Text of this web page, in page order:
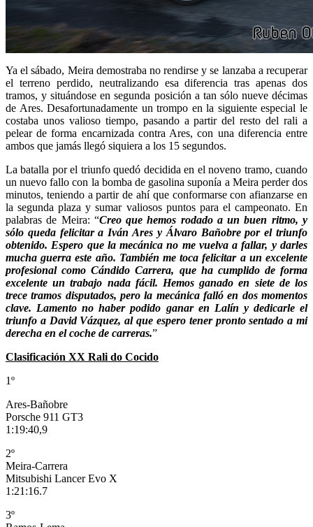
Ya el sábado, Meira demostraba no rendirse y se lanzaba a recuperar
el terreno perdido, neutralizando esa diferencia tras apenas dos
tramos, y situándose en segunda posición a tan sólo nueve décimas
de Ares. Desafortunadamente un trompo en la siguiente especial le
costaba unos valioso tiempo, pasando a partir del resto del rali a
pelear de forma encarnizada contra Ares, con una diferencia entre
ambos que jamás llegó siquiera a los 15 segundos.
La batalla por el triunfo quedó decidida en el noveno tramo, cuando
un nuevo fallo con la bomba de gasolina suponía a Meira perder dos
minutos, teniendo a partir de ahí que conformarse con afianzarse en
la segunda plaza y sumar valiosos puntos para el campeonato. En
palabras de Meira: “Creo que hemos rodado a un buen ritmo, y
sólo queda felicitar a Iván Ares y Álvaro Bañobre por el triunfo
obtenido. Espero que la mecánica no me vuelva a fallar, y darles
mucha guerra este año. También me toca felicitar a un excelente
profesional como Cándido Carrera, que ha cumplido de forma
excelente un trabajo nada fácil. Hemos ganado en siete de los
trece tramos disputados, pero la mecánica falló en dos momentos
clave. Lamento no haber podido ganar en Lalín y dedicarle el
triunfo a David Vázquez, al que espero tener pronto sentado a mi
derecha en el coche de carreras.”
Clasificación XX Rali do Cocido
1º
Ares-Bañobre
Porsche 911 GT3
1:19:40,9
2º
Meira-Carrera
Mitsubishi Lancer Evo X
1:21:16.7
3º